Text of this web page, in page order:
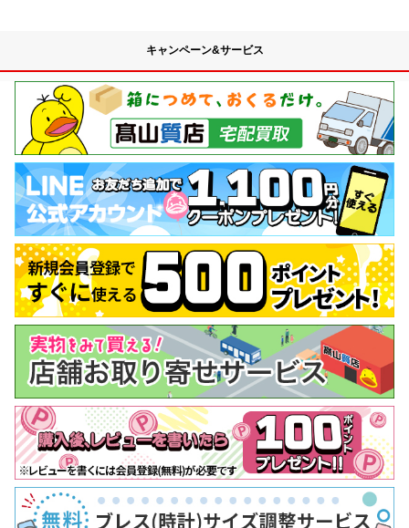
キャンペーン&サービス